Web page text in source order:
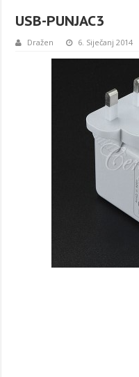
USB-PUNJAC3
Dražen 6. Siječanj 2014